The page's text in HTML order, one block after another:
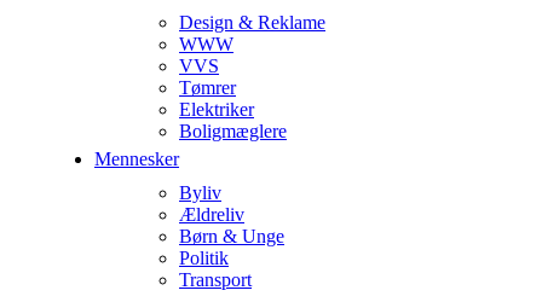
Design & Reklame
WWW
VVS
Tømrer
Elektriker
Boligmæglere
Mennesker
Byliv
Ældreliv
Børn & Unge
Politik
Transport